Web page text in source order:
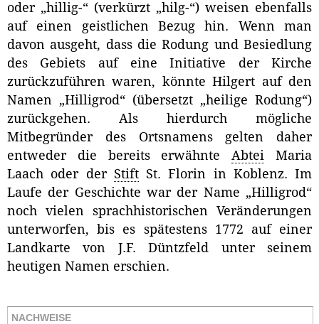
oder „hillig-“ (verkürzt „hilg-“) weisen ebenfalls
auf einen geistlichen Bezug hin. Wenn man
davon ausgeht, dass die Rodung und Besiedlung
des Gebiets auf eine Initiative der Kirche
zurückzuführen waren, könnte Hilgert auf den
Namen „Hilligrod“ (übersetzt „heilige Rodung“)
zurückgehen. Als hierdurch mögliche
Mitbegründer des Ortsnamens gelten daher
entweder die bereits erwähnteAbtei Maria
Laach oder der StiftSt. Florin in Koblenz. Im
Laufe der Geschichte war der Name „Hilligrod“
noch vielen sprachhistorischen Veränderungen
unterworfen, bis es spätestens 1772 auf einer
Landkarte von J.F. Düntzfeld unter seinem
heutigen Namen erschien.
NACHWEISE